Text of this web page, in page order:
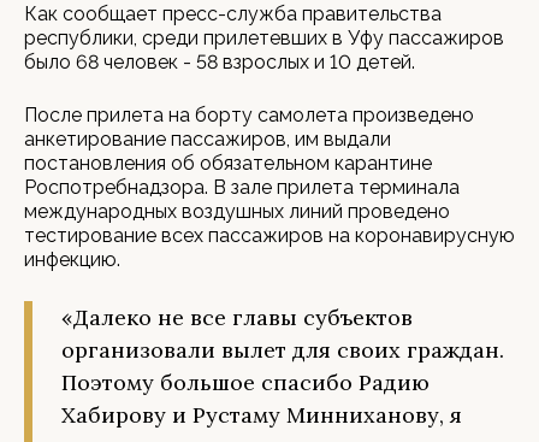
Как сообщает пресс-служба правительства
республики, среди прилетевших в Уфу пассажиров
было 68 человек - 58 взрослых и 10 детей.
После прилета на борту самолета произведено
анкетирование пассажиров, им выдали
постановления об обязательном карантине
Роспотребнадзора. В зале прилета терминала
международных воздушных линий проведено
тестирование всех пассажиров на коронавирусную
инфекцию.
«Далеко не все главы субъектов
организовали вылет для своих граждан.
Поэтому большое спасибо Радию
Хабирову и Рустаму Минниханову, я